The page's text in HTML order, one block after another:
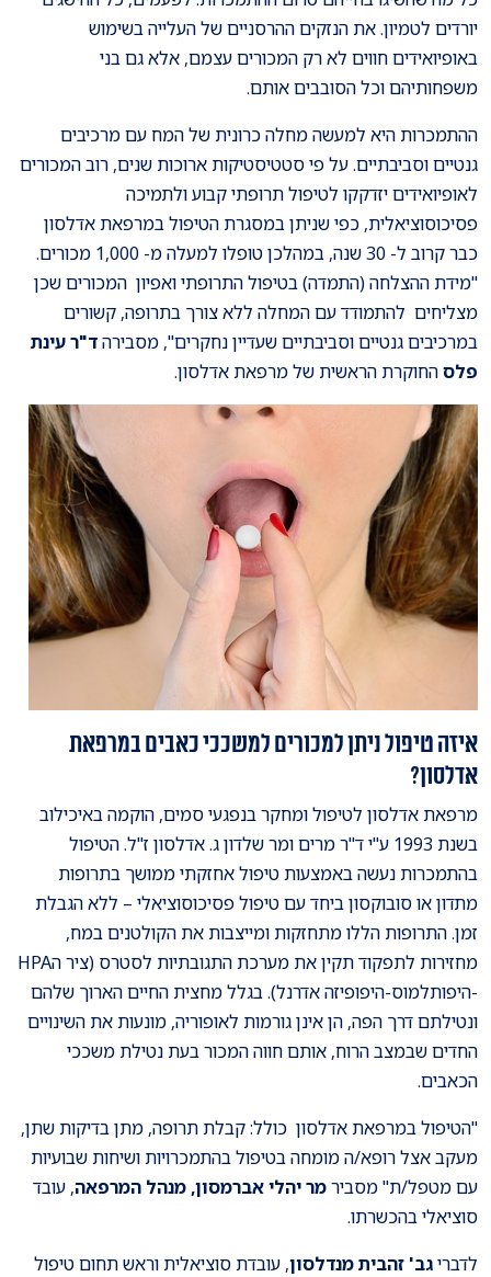
יורדים לטמיון. את הנזקים ההרסניים של העלייה בשימוש
באופיואידים חווים לא רק המכורים עצמם, אלא גם בני
משפחותיהם וכל הסובבים אותם.
ההתמכרות היא למעשה מחלה כרונית של המח עם מרכיבים
גנטיים וסביבתיים. על פי סטטיסטיקות ארוכות שנים, רוב המכורים
לאופיואידים יזדקקו לטיפול תרופתי קבוע ולתמיכה
פסיכוסוציאלית, כפי שניתן במסגרת הטיפול במרפאת אדלסון
כבר קרוב ל- 30 שנה, במהלכן טופלו למעלה מ- 1,000 מכורים.
"מידת ההצלחה (התמדה) בטיפול התרופתי ואפיון המכורים שכן
מצליחים להתמודד עם המחלה ללא צורך בתרופה, קשורים
במרכיבים גנטיים וסביבתיים שעדיין נחקרים", מסבירהד"ר עינת
פלסהחוקרת הראשית של מרפאת אדלסון.
איזה טיפול ניתן למכורים למשככי כאבים במרפאת
אדלסון?
מרפאת אדלסון לטיפול ומחקר בנפגעי סמים, הוקמה באיכילוב
בשנת 1993 ע"י ד"ר מרים ומר שלדון ג. אדלסון ז"ל. הטיפול
בהתמכרות נעשה באמצעות טיפול אחזקתי ממושך בתרופות
מתדון או סובוקסון ביחד עם טיפול פסיכוסוציאלי – ללא הגבלת
זמן. התרופות הללו מתחזקות ומייצבות את הקולטנים במח,
מחזירות לתפקוד תקין את מערכת התגובתיות לסטרס (ציר הHPA
-היפותלמוס-היפופיזה אדרנל). בגלל מחצית החיים הארוך שלהם
ונטילתם דרך הפה, הן אינן גורמות לאופוריה, מונעות את השינויים
החדים שבמצב הרוח, אותם חווה המכור בעת נטילת משככי
הכאבים.
"הטיפול במרפאת אדלסון כולל: קבלת תרופה, מתן בדיקות שתן,
מעקב אצל רופא/ה מומחה בטיפול בהתמכרויות ושיחות שבועיות
עם מטפל/ת" מסבירמר יהלי אברמסון, מנהל המרפאה, עובד
סוציאלי בהכשרתו.
לדבריגב' זהבית מנדלסון, עובדת סוציאלית וראש תחום טיפול